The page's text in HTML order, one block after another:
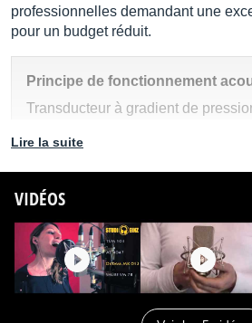
professionnelles demandant une
pour un budget réduit.
Principe de fonctionnement
Transducteur à gradient de
Réponse en fréquence
20 Hz à 20 kHz
Sensibilité à 1 kHz, charge 1
Lire la suite
VIDÉOS